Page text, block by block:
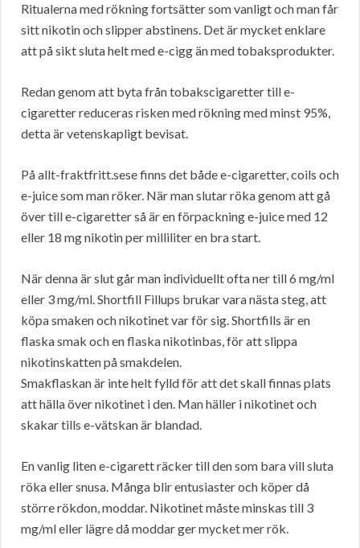
Ritualerna med rökning fortsätter som vanligt och man får
sitt nikotin och slipper abstinens. Det är mycket enklare
att på sikt sluta helt med e-cigg än med tobaksprodukter.
Redan genom att byta från tobakscigaretter till e-
cigaretter reduceras risken med rökning med minst 95%,
detta är vetenskapligt bevisat.
På allt-fraktfritt.sese finns det både e-cigaretter, coils och
e-juice som man röker. När man slutar röka genom att gå
över till e-cigaretter så är en förpackning e-juice med 12
eller 18 mg nikotin per milliliter en bra start.
När denna är slut går man individuellt ofta ner till 6 mg/ml
eller 3 mg/ml. Shortfill Fillups brukar vara nästa steg, att
köpa smaken och nikotinet var för sig. Shortfills är en
flaska smak och en flaska nikotinbas, för att slippa
nikotinskatten på smakdelen.
Smakflaskan är inte helt fylld för att det skall finnas plats
att hälla över nikotinet i den. Man häller i nikotinet och
skakar tills e-vätskan är blandad.
En vanlig liten e-cigarett räcker till den som bara vill sluta
röka eller snusa. Många blir entusiaster och köper då
större rökdon, moddar. Nikotinet måste minskas till 3
mg/ml eller lägre då moddar ger mycket mer rök.